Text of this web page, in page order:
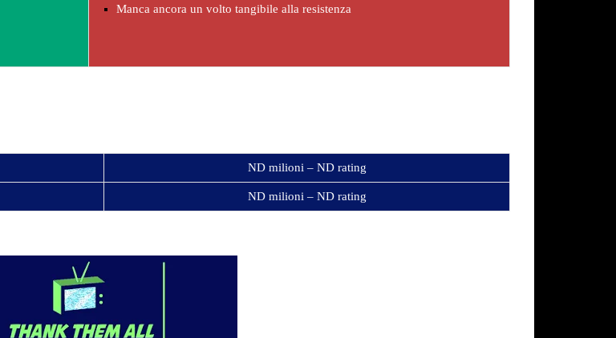
Manca ancora un volto tangibile alla resistenza
ND milioni – ND rating
ND milioni – ND rating